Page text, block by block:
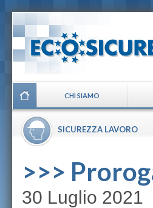
CHI SIAMO
SICUREZZA LAVORO
>>>
30 Luglio 2021